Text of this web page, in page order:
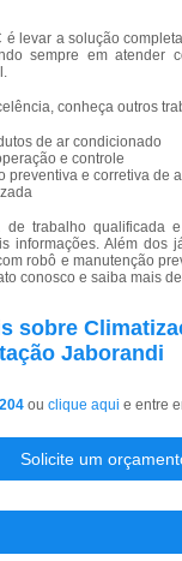
é levar a solução
sempre em atender
conheça outros
de ar condicionado
e controle
preventiva e corretiva de
de trabalho qualificada
informações. Além dos
robô e manutenção
conosco e saiba mais
sobre
Jaborandi
ou clique aqui e entre
Solicite um